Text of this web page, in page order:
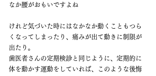
なか腰がおもいですよね
けれど気づいた時にはなかなか動くこともつら
くなってしまったり、痛みが出て動きに制限が
出たり。
歯医者さんの定期検診と同じように、定期的に
体を動かす運動をしていれば、このような後悔